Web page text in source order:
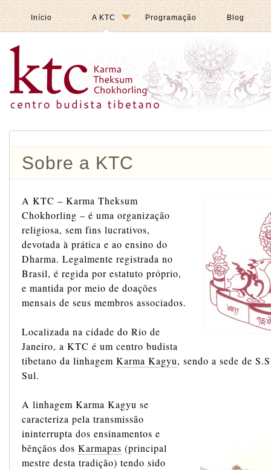
Início A KTC Programação Blog
Sobre a KTC
A KTC – Karma Theksum
Chokhorling – é uma organização
religiosa, sem fins lucrativos,
devotada à prática e ao ensino do
Dharma. Legalmente registrada no
Brasil, é regida por estatuto próprio,
e mantida por meio de doações
mensais de seus membros associados.
Localizada na cidade do Rio de
Janeiro, a KTC é um centro budista
tibetano da linhagem Karma Kagyu, sendo a sede de
Sul.
A linhagem Karma Kagyu se
caracteriza pela transmissão
ininterrupta dos ensinamentos e
bênçãos dos Karmapas (principal
mestre desta tradição) tendo sido